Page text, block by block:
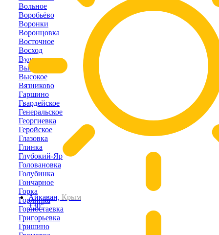
Айкаван, Крым
+30°
Вольное
Воробьёво
Воронки
Воронцовка
Восточное
Восход
Вулкановка
Выпасное
Высокое
Вязниково
Гаршино
Гвардейское
Генеральское
Георгиевка
Геройское
Глазовка
Глинка
Глубокий-Яр
Головановка
Голубинка
Гончарное
Горка
Горлинка
Горностаевка
Григорьевка
Гришино